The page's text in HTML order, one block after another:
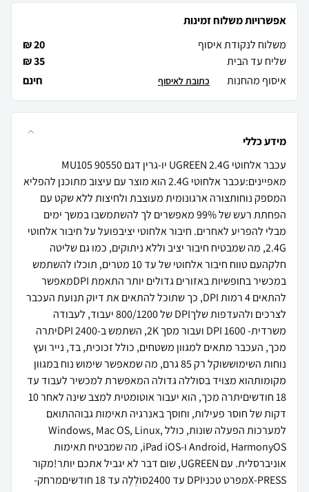
אפשרויות משלוח זמינות
משלוח לנקודת איסוף
20 ₪
שליח עד הבית
35 ₪
איסוף מהחנות
חינם כתובת לאיסוף
מידע כללי
עכבר אלחוטי UGREEN 2.4G יו-גרין דגם MU105 90550
מאפיינים:עכבר אלחוטי 2.4G הוא מוצר עם עיצוב מתוכנן להפליא
המספק נוחותצורה ארגונומית מעוצבת ולחיצות ללא שקט עם
הפחתת רעש של 99% מאפשרים לך להשתמשבו במשך ימים
מבלי להפריע לאחרים. חיבור אלחוטי יציבפועל על חיבור אלחוטי
2.4G, מה שמבטיח חיבור יציב וללא ניתוקים, כמו גם שליטה
חלקהעם טווח חיבור אלחוטי של עד 10 מטרים, תוכלו להשתמש
במכשיר בחופשיות באזורים גדולים יותר התאמת DPIמאפשר
להתאים 4 רמות DPI, כך שתוכל להתאים את דיוק תנועת העכבר
לצרכים ולהעדפות שלךDPI של 800/1200 יעבוד, לעבודה
משרדית- 1600 DPI ועבור מסך 2K, השתמש ב-2400 DPIיתרה
מכך, העכבר מתאים למגוון משטחים, כולל זכוכית, בד, נייר ועץ
נוחות השימוששוקל רק 85 גרם, מה שמאפשר שימוש נוח במגוון
מקומותהוא מצויד בסוללה גדולה המאפשרת למכשיר לעבוד עד
18 חודשיםיתרה מכך, הוא יעבור אוטומטית למצב שינה לאחר 10
דקות של חוסר פעילות, וחוסך באנרגיה תאימות גבוההתואם
למערכות הפעלה שונות, כולל Windows, Mac OS, Linux,
Android, HarmonyOS ו-iPad iOS, מה שמבטיח תאימות
אוניברסלית. עם UGREEN, שום דבר לא יגביל אתכם יותר!מקור
X-PRESSמפרט טכניDPI עד 2400סוֹלְלָה עד 18 חודשיםמרחק-